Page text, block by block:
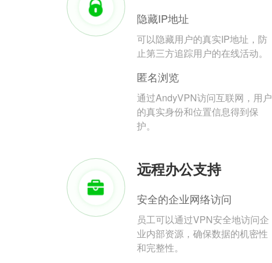
隐藏IP地址
可以隐藏用户的真实IP地址，防
止第三方追踪用户的在线活动。
匿名浏览
通过AndyVPN访问互联网，用户
的真实身份和位置信息得到保
护。
远程办公支持
安全的企业网络访问
员工可以通过VPN安全地访问企
业内部资源，确保数据的机密性
和完整性。